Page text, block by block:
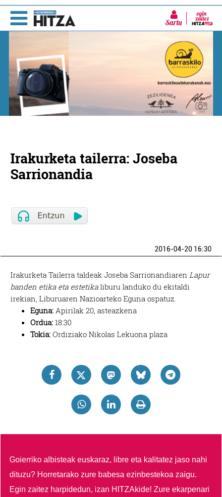
Sartu
Irakurketa tailerra: Joseba
Sarrionandia
2016-04-20 16:30
Irakurketa Tailerra taldeak Joseba SarrionandiarenLapur
banden etika eta estetikaliburu landuko du ekitaldi
irekian, Liburuaren Nazioarteko Eguna ospatuz.
Eguna: Apirilak 20, asteazkena
Ordua: 18:30
Tokia: Ordiziako Nikolas Lekuona plaza
Goierriko albisteak euskaraz, libre eta kalitatez jaso nahi
dituzu? Horretarako zure babesa ezinbestekoa zaigu.
Egin zaitez harpidedun, izan HITZAkide!Zure ekarpenari